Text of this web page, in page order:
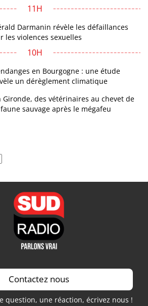
11H
Darmanin révèle les défaillances
les violences sexuelles
10H
en Bourgogne : une étude
un dérèglement climatique
Gironde, des vétérinaires au chevet de
sauvage après le mégafeu
Contactez nous
question, une réaction, écrivez nous !